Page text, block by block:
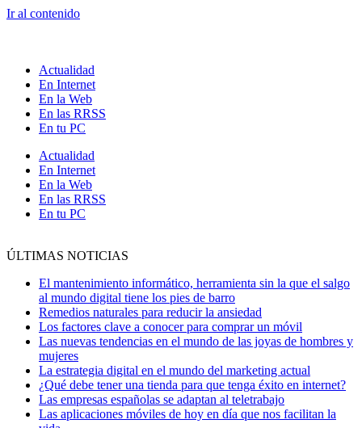
Ir al contenido
Actualidad
En Internet
En la Web
En las RRSS
En tu PC
Actualidad
En Internet
En la Web
En las RRSS
En tu PC
ÚLTIMAS NOTICIAS
El mantenimiento informático, herramienta sin la que el salgo
al mundo digital tiene los pies de barro
Remedios naturales para reducir la ansiedad
Los factores clave a conocer para comprar un móvil
Las nuevas tendencias en el mundo de las joyas de hombres y
mujeres
La estrategia digital en el mundo del marketing actual
¿Qué debe tener una tienda para que tenga éxito en internet?
Las empresas españolas se adaptan al teletrabajo
Las aplicaciones móviles de hoy en día que nos facilitan la